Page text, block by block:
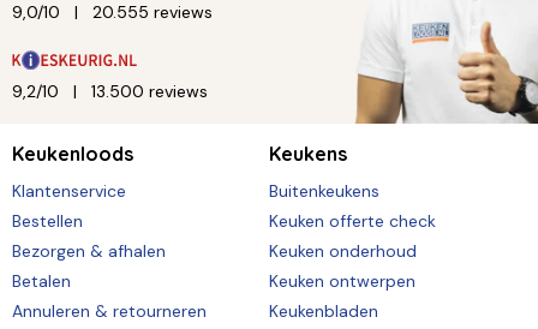
9,0/10 20.555 reviews
9,2/10 13.500 reviews
Keukenloods
Klantenservice
Bestellen
Bezorgen & afhalen
Betalen
Annuleren & retourneren
Keukens
Buitenkeukens
Keuken offerte check
Keuken onderhoud
Keuken ontwerpen
Keukenbladen